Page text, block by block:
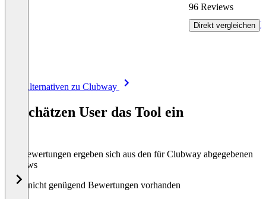
96 Reviews
Direkt vergleichen
Alle Alternativen zu Clubway
So schätzen User das Tool ein
Die Bewertungen ergeben sich aus den für Clubway abgegebenen
Reviews
Noch nicht genügend Bewertungen vorhanden